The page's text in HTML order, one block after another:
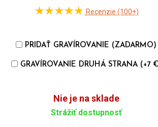
Recenzie (100+)
PRIDAŤ GRAVÍROVANIE (ZADARMO)
GRAVÍROVANIE DRUHÁ STRANA (+7
Nie je na sklade
Strážiť dostupnosť